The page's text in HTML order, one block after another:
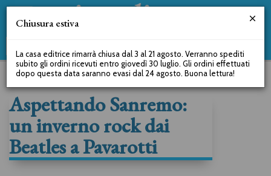
Aspettando Sanremo:
un inverno rock dai
Beatles a Pavarotti
Chiusura estiva
La casa editrice rimarrà chiusa dal 3 al 21 agosto. Verranno spediti
subito gli ordini ricevuti entro giovedì 30 luglio. Gli ordini effettuati
dopo questa data saranno evasi dal 24 agosto. Buona lettura!